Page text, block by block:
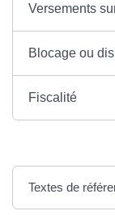
Versements
Blocage ou
Fiscalité
Textes de